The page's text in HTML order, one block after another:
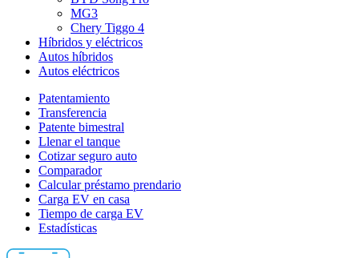
MG3
Chery Tiggo 4
Híbridos y eléctricos
Autos híbridos
Autos eléctricos
Patentamiento
Transferencia
Patente bimestral
Llenar el tanque
Cotizar seguro auto
Comparador
Calcular préstamo prendario
Carga EV en casa
Tiempo de carga EV
Estadísticas